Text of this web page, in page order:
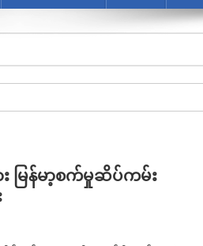
မြန်မာ့စက်မှုဆိပ်ကမ်း